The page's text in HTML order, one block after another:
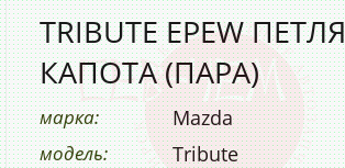
TRIBUTE EPEW ПЕТЛЯ
КАПОТА (ПАРА)
марка: Mazda
модель: Tribute